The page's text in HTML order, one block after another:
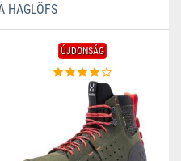
HAGLÖFS
ÚJDONSÁG